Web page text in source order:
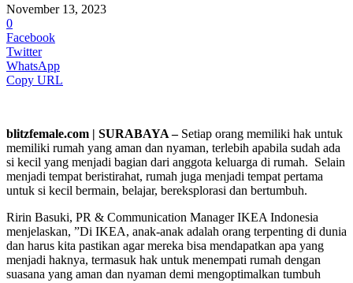
November 13, 2023
0
Facebook
Twitter
WhatsApp
Copy URL
blitzfemale.com | SURABAYA –Setiap orang memiliki hak untuk
memiliki rumah yang aman dan nyaman, terlebih apabila sudah ada
si kecil yang menjadi bagian dari anggota keluarga di rumah. Selain
menjadi tempat beristirahat, rumah juga menjadi tempat pertama
untuk si kecil bermain, belajar, bereksplorasi dan bertumbuh.
Ririn Basuki, PR & Communication Manager IKEA Indonesia
menjelaskan, ”Di IKEA, anak-anak adalah orang terpenting di dunia
dan harus kita pastikan agar mereka bisa mendapatkan apa yang
menjadi haknya, termasuk hak untuk menempati rumah dengan
suasana yang aman dan nyaman demi mengoptimalkan tumbuh